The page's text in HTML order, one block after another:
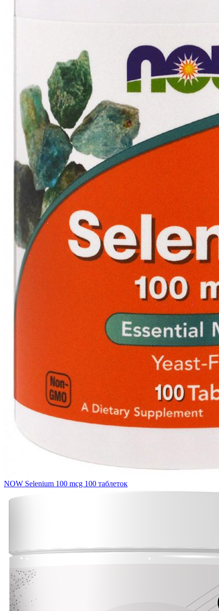
NOW Selenium 100 mcg 100 таблеток